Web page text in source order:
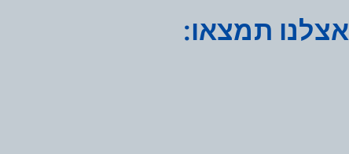
אצלנו תמצאו: